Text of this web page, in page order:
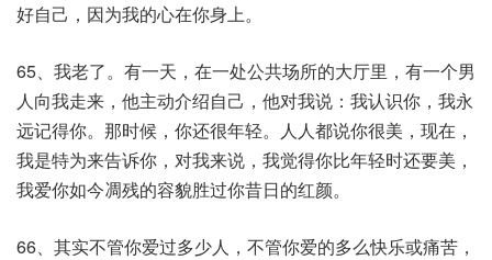
好自己，因为我的心在你身上。
65、我老了。有一天，在一处公共场所的大厅里，有一个男
人向我走来，他主动介绍自己，他对我说：我认识你，我永
远记得你。那时候，你还很年轻。人人都说你很美，现在，
我是特为来告诉你，对我来说，我觉得你比年轻时还要美，
我爱你如今凋残的容貌胜过你昔日的红颜。
66、其实不管你爱过多少人，不管你爱的多么快乐或痛苦，